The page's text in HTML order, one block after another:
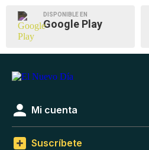
DISPONIBLE EN
Google Play
Mi cuenta
Suscríbete